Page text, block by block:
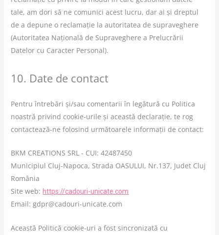
tale, am dori să ne comunici acest lucru, dar ai și dreptul
de a depune o reclamație la autoritatea de supraveghere
(Autoritatea Națională de Supraveghere a Prelucrării
Datelor cu Caracter Personal).
10. Date de contact
Pentru întrebări și/sau comentarii în legătură cu Politica
noastră privind cookie-urile și această declarație, te rog
contactează-ne folosind următoarele informații de contact:
BKM CREATIONS SRL - CUI: 42487450
Municipiul Cluj-Napoca, Strada OASULUI, Nr.137, Judet Cluj
România
Site web:https://cadouri-unicate.com
Email:gdpr@cadouri-unicate.com
Această Politică cookie-uri a fost sincronizată cu